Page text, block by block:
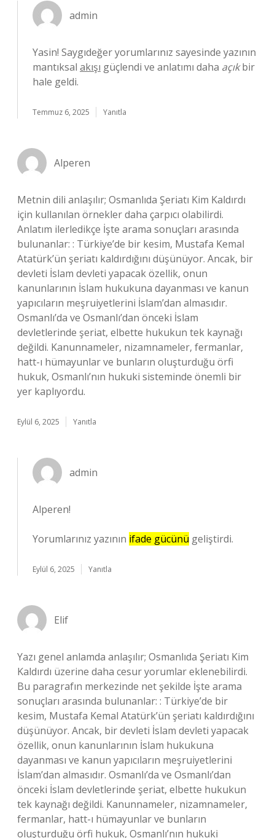
admin
Yasin! Saygıdeğer yorumlarınız sayesinde yazının
mantıksal akışı güçlendi ve anlatımı daha açıkbir
hale geldi.
Temmuz 6, 2025 Yanıtla
Alperen
Metnin dili anlaşılır; Osmanlıda Şeriatı Kim Kaldırdı
için kullanılan örnekler daha çarpıcı olabilirdi.
Anlatım ilerledikçe İşte arama sonuçları arasında
bulunanlar: : Türkiye’de bir kesim, Mustafa Kemal
Atatürk’ün şeriatı kaldırdığını düşünüyor. Ancak, bir
devleti İslam devleti yapacak özellik, onun
kanunlarının İslam hukukuna dayanması ve kanun
yapıcıların meşruiyetlerini İslam’dan almasıdır.
Osmanlı’da ve Osmanlı’dan önceki İslam
devletlerinde şeriat, elbette hukukun tek kaynağı
değildi. Kanunnameler, nizamnameler, fermanlar,
hatt-ı hümayunlar ve bunların oluşturduğu örfi
hukuk, Osmanlı’nın hukuki sisteminde önemli bir
yer kaplıyordu.
Eylül 6, 2025 Yanıtla
admin
Alperen!
Yorumlarınız yazının ifade gücünü geliştirdi.
Eylül 6, 2025 Yanıtla
Elif
Yazı genel anlamda anlaşılır; Osmanlıda Şeriatı Kim
Kaldırdı üzerine daha cesur yorumlar eklenebilirdi.
Bu paragrafın merkezinde net şekilde İşte arama
sonuçları arasında bulunanlar: : Türkiye’de bir
kesim, Mustafa Kemal Atatürk’ün şeriatı kaldırdığını
düşünüyor. Ancak, bir devleti İslam devleti yapacak
özellik, onun kanunlarının İslam hukukuna
dayanması ve kanun yapıcıların meşruiyetlerini
İslam’dan almasıdır. Osmanlı’da ve Osmanlı’dan
önceki İslam devletlerinde şeriat, elbette hukukun
tek kaynağı değildi. Kanunnameler, nizamnameler,
fermanlar, hatt-ı hümayunlar ve bunların
oluşturduğu örfi hukuk, Osmanlı’nın hukuki